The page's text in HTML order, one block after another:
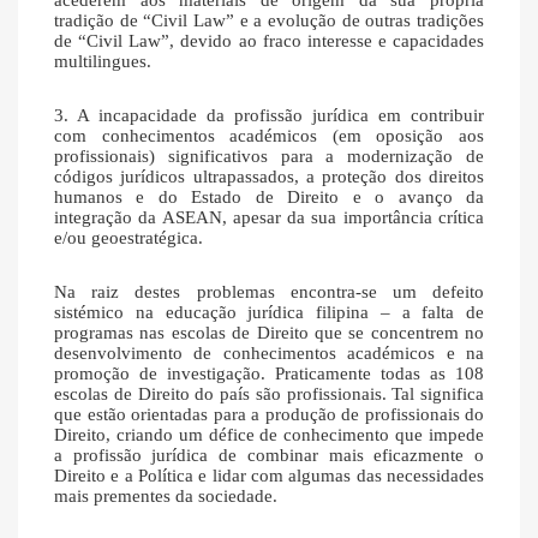
tradição de “Civil Law” e a evolução de outras tradições
de “Civil Law”, devido ao fraco interesse e capacidades
multilingues.
3. A incapacidade da profissão jurídica em contribuir
com conhecimentos académicos (em oposição aos
profissionais) significativos para a modernização de
códigos jurídicos ultrapassados, a proteção dos direitos
humanos e do Estado de Direito e o avanço da
integração da ASEAN, apesar da sua importância crítica
e/ou geoestratégica.
Na raiz destes problemas encontra-se um defeito
sistémico na educação jurídica filipina – a falta de
programas nas escolas de Direito que se concentrem no
desenvolvimento de conhecimentos académicos e na
promoção de investigação. Praticamente todas as 108
escolas de Direito do país são profissionais. Tal significa
que estão orientadas para a produção de profissionais do
Direito, criando um défice de conhecimento que impede
a profissão jurídica de combinar mais eficazmente o
Direito e a Política e lidar com algumas das necessidades
mais prementes da sociedade.